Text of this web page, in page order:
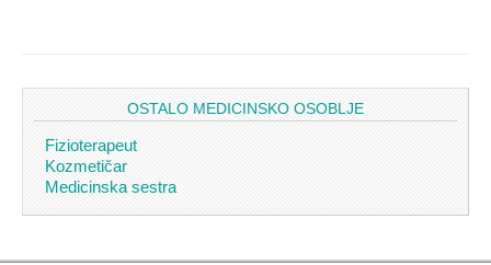
OSTALO MEDICINSKO OSOBLJE
Fizioterapeut
Kozmetičar
Medicinska sestra